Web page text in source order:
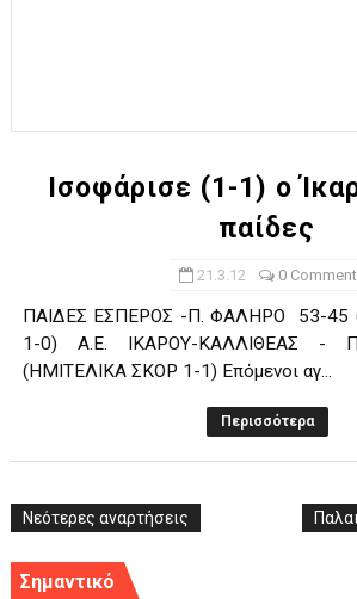
Ισoφάρισε (1-1) ο
παίδες
21.3.12 0
ΠΑΙΔΕΣ ΕΣΠΕΡΟΣ -Π. ΦΑΛΗΡΟ 53-45
1-0) Α.Ε. ΙΚΑΡΟΥ-ΚΑΛΛΙΘΕΑΣ -
(ΗΜΙΤΕΛΙΚΑ ΣΚΟΡ 1-1) Επόμενοι αγ...
Περισσότερα
Νεότερες αναρτήσεις
Σημαντικό